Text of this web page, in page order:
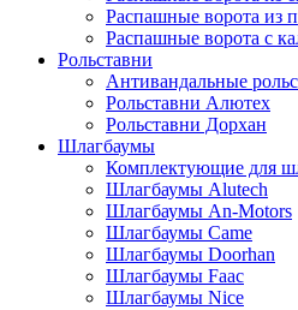
Распашные ворота из
Распашные ворота с
Рольставни
Антивандальные
Рольставни Алютех
Рольставни Дорхан
Шлагбаумы
Комплектующие для
Шлагбаумы Alutech
Шлагбаумы An-Motors
Шлагбаумы Came
Шлагбаумы Doorhan
Шлагбаумы Faac
Шлагбаумы Nice